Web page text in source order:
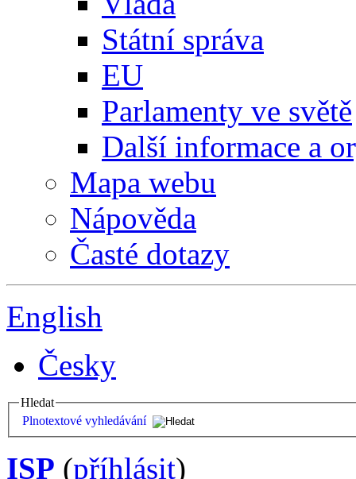
Státní správa
EU
Parlamenty ve světě
Další informace a
Mapa webu
Nápověda
Časté dotazy
English
Česky
Hledat
Plnotextové vyhledávání
ISP (příhlásit)